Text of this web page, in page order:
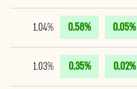
0.05%
0.58%
1.04%
0.02%
0.35%
1.03%